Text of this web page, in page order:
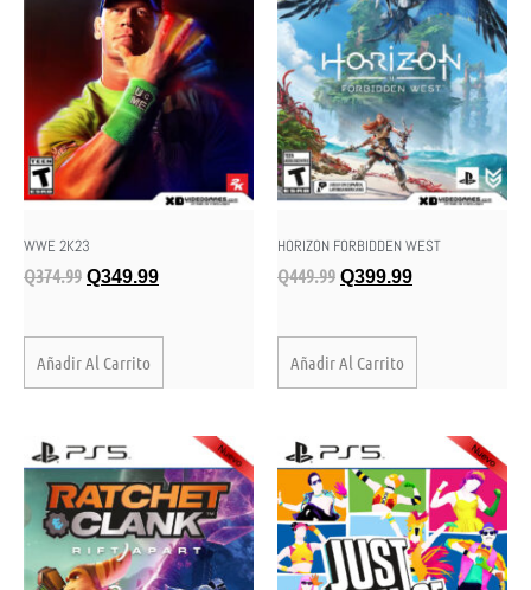
WWE 2K23
Q374.99 Q349.99
Añadir Al Carrito
HORIZON FORBIDDEN WEST
Q449.99 Q399.99
Añadir Al Carrito